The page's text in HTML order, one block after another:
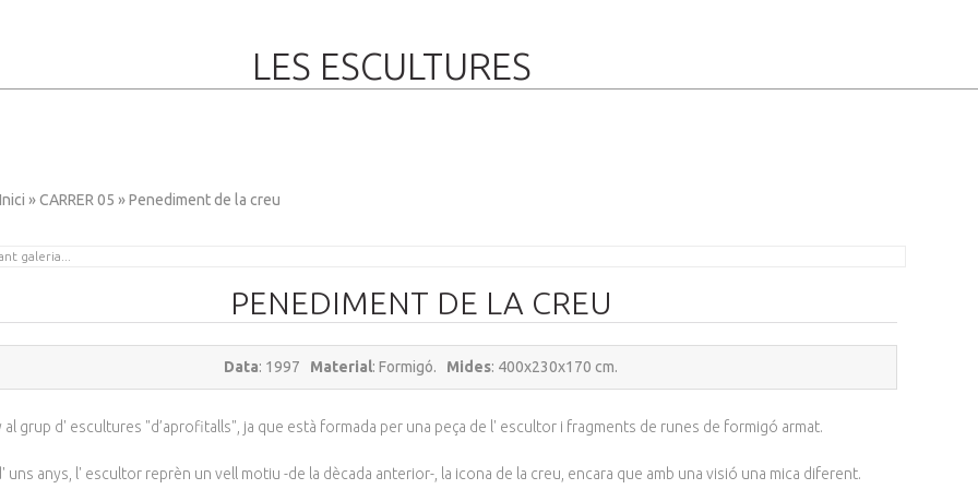
LES ESCULTURES
»CARRER 05 » Penediment de la creu
PENEDIMENT DE LA CREU
Data: 1997 Material: Formigó. Mides: 400x230x170 cm.
al grup d' escultures "d’aprofitalls", ja que està formada per una peça de l' escultor i fragments de runes de formigó armat.
uns anys, l' escultor reprèn un vell motiu -de la dècada anterior-, la icona de la creu, encara que amb una visió una mica diferent.